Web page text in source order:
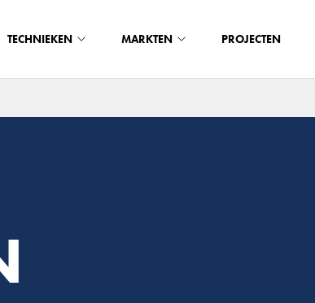
TECHNIEKEN MARKTEN PROJECTEN